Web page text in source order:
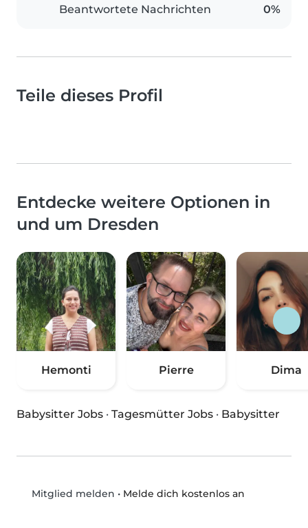
Beantwortete Nachrichten 0%
Teile dieses Profil
Entdecke weitere Optionen in
und um Dresden
Hemonti Pierre Dima
Babysitter Jobs · Tagesmütter Jobs · Babysitter
Mitglied melden • Melde dich kostenlos an